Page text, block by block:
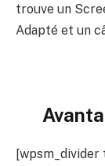
trouve un
Adapté et un
[wpsm_divider